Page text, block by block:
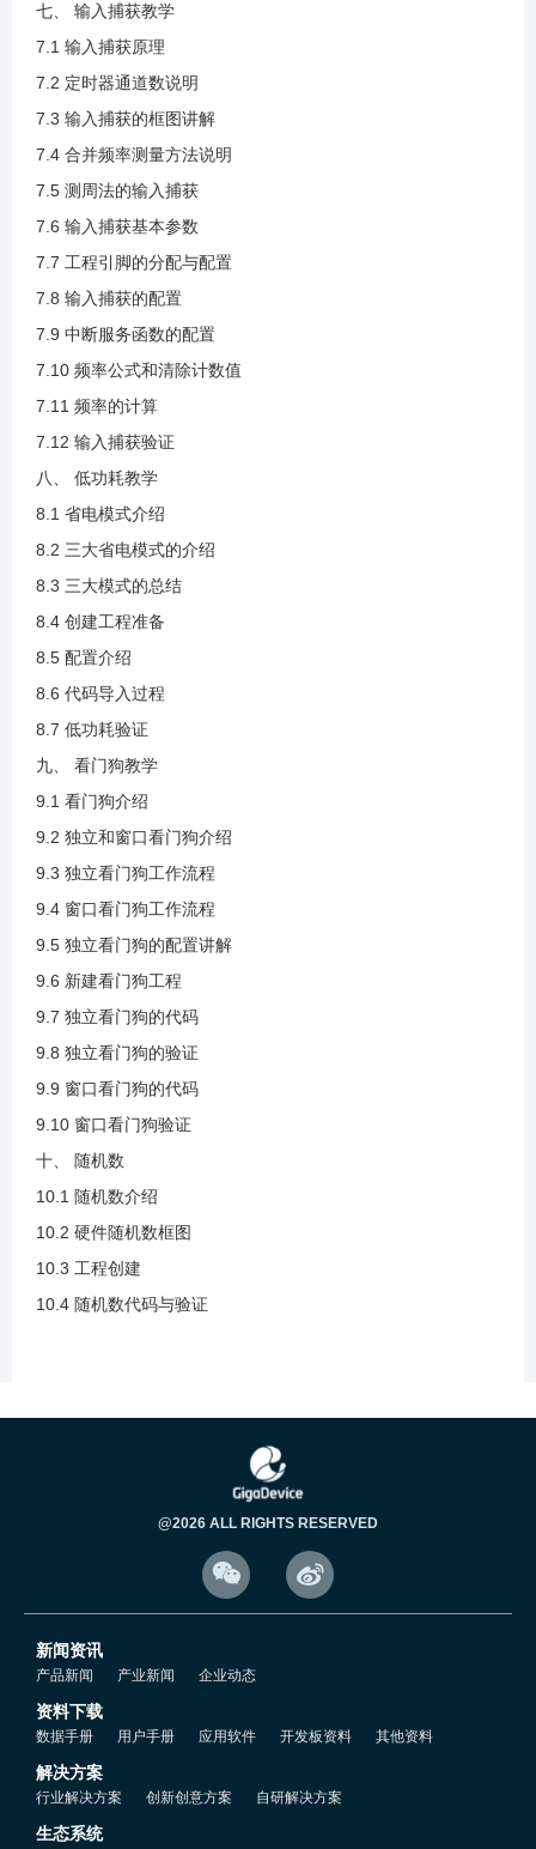
4.5 硬件SPI介绍与框图讲解(1).mp4
4.6 中断和DMA说明(1).mp4
4.7 W25Q64介绍(1).mp4
4.11 SPI配置说明.mp4
4.12 发送与接收函数说明.mp4
4.13 读取设备ID代码说明.mp4
4.15 写入数据流程.mp4
4.16 写数据代码实现.mp4
4.17 读数据代码实现.mp4
4.18 读写验证.mp4
5.2 RTC框图的时钟来源和校准.mp4
5.6 创建RTC工程.mp4
5.7 RTC代码配置.mp4
5.9 读取RTC时间.mp4
5.10 BCD码转10进制说明.mp4
七、 输入捕获教学
7.1 输入捕获原理
7.2 定时器通道数说明
7.3 输入捕获的框图讲解
7.4 合并频率测量方法说明
7.5 测周法的输入捕获
7.6 输入捕获基本参数
7.7 工程引脚的分配与配置
7.8 输入捕获的配置
7.9 中断服务函数的配置
7.10 频率公式和清除计数值
7.11 频率的计算
7.12 输入捕获验证
八、 低功耗教学
8.1 省电模式介绍
8.2 三大省电模式的介绍
8.3 三大模式的总结
8.4 创建工程准备
8.5 配置介绍
8.6 代码导入过程
8.7 低功耗验证
九、 看门狗教学
9.1 看门狗介绍
9.2 独立和窗口看门狗介绍
9.3 独立看门狗工作流程
9.4 窗口看门狗工作流程
9.5 独立看门狗的配置讲解
9.6 新建看门狗工程
9.7 独立看门狗的代码
9.8 独立看门狗的验证
9.9 窗口看门狗的代码
9.10 窗口看门狗验证
十、 随机数
10.1 随机数介绍
10.2 硬件随机数框图
10.3 工程创建
10.4 随机数代码与验证
@2026 ALL RIGHTS RESERVED
 
新闻资讯
产品新闻 产业新闻 企业动态
资料下载
数据手册 用户手册 应用软件 开发板资料 其他资料
解决方案
行业解决方案 创新创意方案 自研解决方案
生态系统